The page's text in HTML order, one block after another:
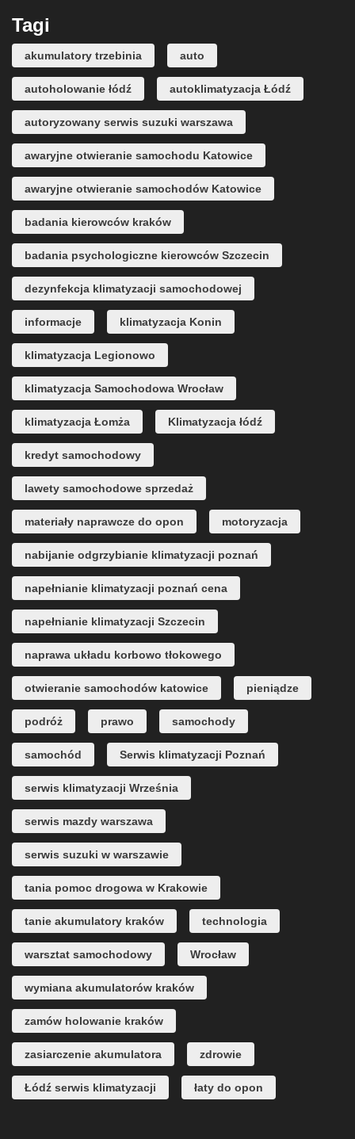
Tagi
akumulatory trzebinia auto
autoholowanie łódź autoklimatyzacja Łódź
autoryzowany serwis suzuki warszawa
awaryjne otwieranie samochodu Katowice
awaryjne otwieranie samochodów Katowice
badania kierowców kraków
badania psychologiczne kierowców Szczecin
dezynfekcja klimatyzacji samochodowej
informacje klimatyzacja Konin
klimatyzacja Legionowo
klimatyzacja Samochodowa Wrocław
klimatyzacja Łomża Klimatyzacja łódź
kredyt samochodowy
lawety samochodowe sprzedaż
materiały naprawcze do opon motoryzacja
nabijanie odgrzybianie klimatyzacji poznań
napełnianie klimatyzacji poznań cena
napełnianie klimatyzacji Szczecin
naprawa układu korbowo tłokowego
otwieranie samochodów katowice pieniądze
podróż prawo samochody
samochód Serwis klimatyzacji Poznań
serwis klimatyzacji Września
serwis mazdy warszawa
serwis suzuki w warszawie
tania pomoc drogowa w Krakowie
tanie akumulatory kraków technologia
warsztat samochodowy Wrocław
wymiana akumulatorów kraków
zamów holowanie kraków
zasiarczenie akumulatora zdrowie
Łódź serwis klimatyzacji łaty do opon